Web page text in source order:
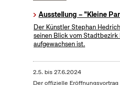
Ausstellung – "Kleine
Der Künstler Stephan
seinen Blick vom Stadtbezirk
aufgewachsen ist.
2.5. bis27.6.2024
Der offizielle